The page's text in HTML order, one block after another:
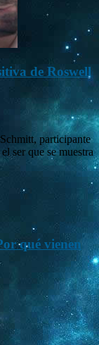
de Roswell
participante
ser que se muestra
qué vienen